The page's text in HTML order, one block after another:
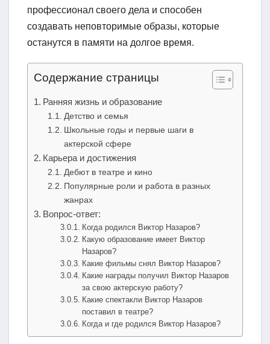
профессионал своего дела и способен
создавать неповторимые образы, которые
останутся в памяти на долгое время.
Содержание страницы
Ранняя жизнь и образование
Детство и семья
Школьные годы и первые шаги в
актерской сфере
Карьера и достижения
Дебют в театре и кино
Популярные роли и работа в разных
жанрах
Вопрос-ответ:
Когда родился Виктор Назаров?
Какую образование имеет Виктор
Назаров?
Какие фильмы снял Виктор Назаров?
Какие награды получил Виктор Назаров
за свою актерскую работу?
Какие спектакли Виктор Назаров
поставил в театре?
Когда и где родился Виктор Назаров?